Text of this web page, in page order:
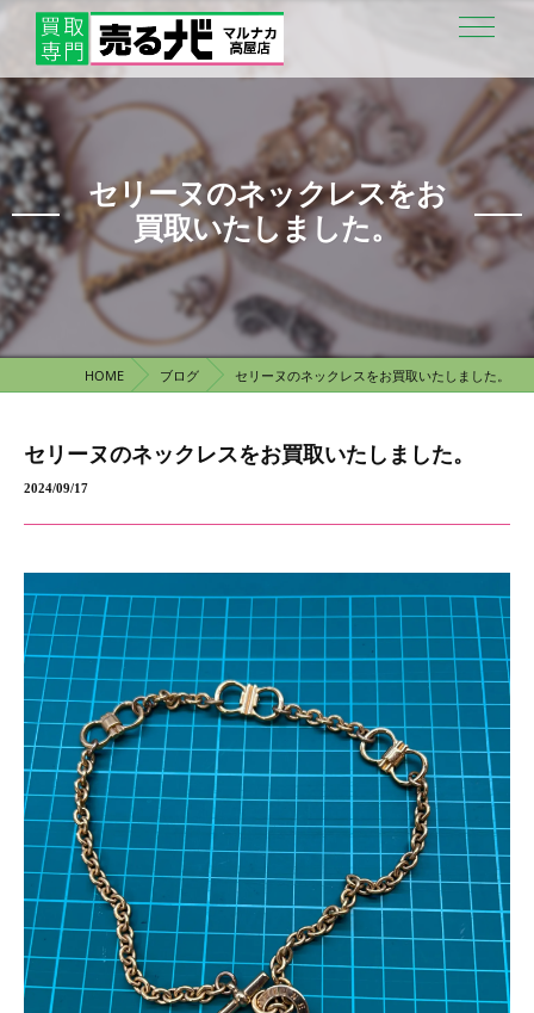
セリーヌのネックレスをお
買取いたしました。
HOME ブログ セリーヌのネックレスをお買取いたしました。
セリーヌのネックレスをお買取いたしました。
2024/09/17